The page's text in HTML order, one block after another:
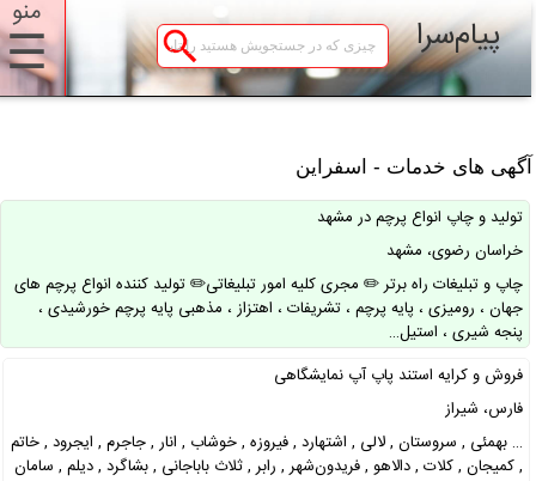
منو
☰ پیام‌سرا
آگهی های خدمات - اسفراین
تولید و چاپ انواع پرچم در مشهد
خراسان رضوی، مشهد
چاپ و تبلیغات راه برتر ✏️ مجری کلیه امور تبلیغاتی✏️ تولید کننده انواع پرچم های
جهان ، رومیزی ، پایه پرچم ، تشریفات ، اهتزاز ، مذهبی پایه پرچم خورشیدی ،
پنجه شیری ، استیل…
فروش و کرایه استند پاپ آپ نمایشگاهی
فارس، شیراز
… بهمئی , سروستان , لالی , اشتهارد , فیروزه , خوشاب , انار , جاجرم , ایجرود , خاتم
, کمیجان , کلات , دالاهو , فریدون‌شهر , رابر , ثلاث باباجانی , بشاگرد , دیلم , سامان